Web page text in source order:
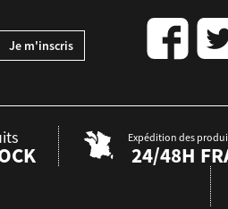
Expédition des
24/48H